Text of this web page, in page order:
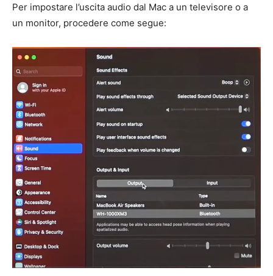
Per impostare l’uscita audio dal Mac a un televisore o a
un monitor, procedere come segue: